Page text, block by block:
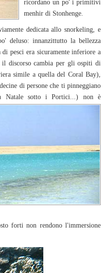
ricordano un po' i primitivi
menhir di Stonhenge.
dedicata allo snorkeling, e
deluso: innanzittutto la bellezza
pesci era sicuramente inferiore a
discorso cambia per gli ospiti di
simile a quella del Coral Bay),
di persone che ti pinneggiano
Natale sotto i Portici...) non è
forti non rendono l'immersione